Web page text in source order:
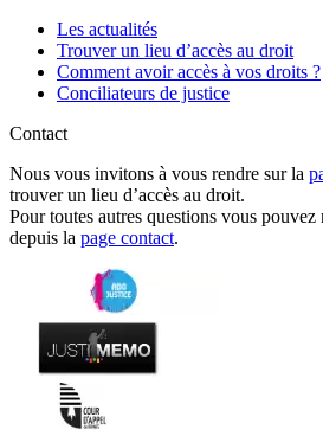
Les actualités
Trouver un lieu d’accès au droit
Comment avoir accès à vos droits ?
Conciliateurs de justice
Contact
Nous vous invitons à vous rendre sur la
trouver un lieu d’accès au droit.
Pour toutes autres questions vous
depuis la page contact.